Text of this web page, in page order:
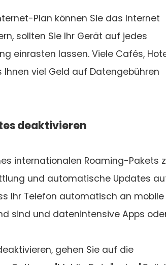
Plan können Sie das Internet
sollten Sie Ihr Gerät auf jedes
einrasten lassen. Viele Cafés,
viel Geld auf Datengebühren
deaktivieren
internationalen Roaming-Pakets
und automatische Updates
Ihr Telefon automatisch an mobile
sind und datenintensive Apps
gehen Sie auf die